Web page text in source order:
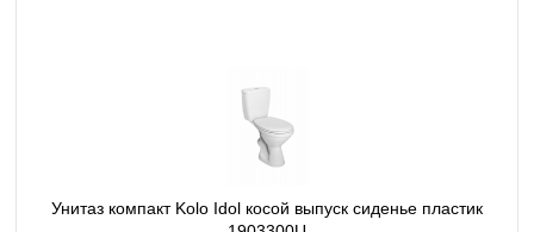
Унитаз компакт Kolo Idol косой выпуск сиденье пластик